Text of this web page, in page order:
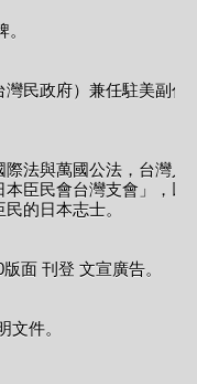
民政府）兼任駐美副代
法與萬國公法，台灣人
臣民會台灣支會」，以
的日本志士。
面 刊登 文宣廣告。
文件。